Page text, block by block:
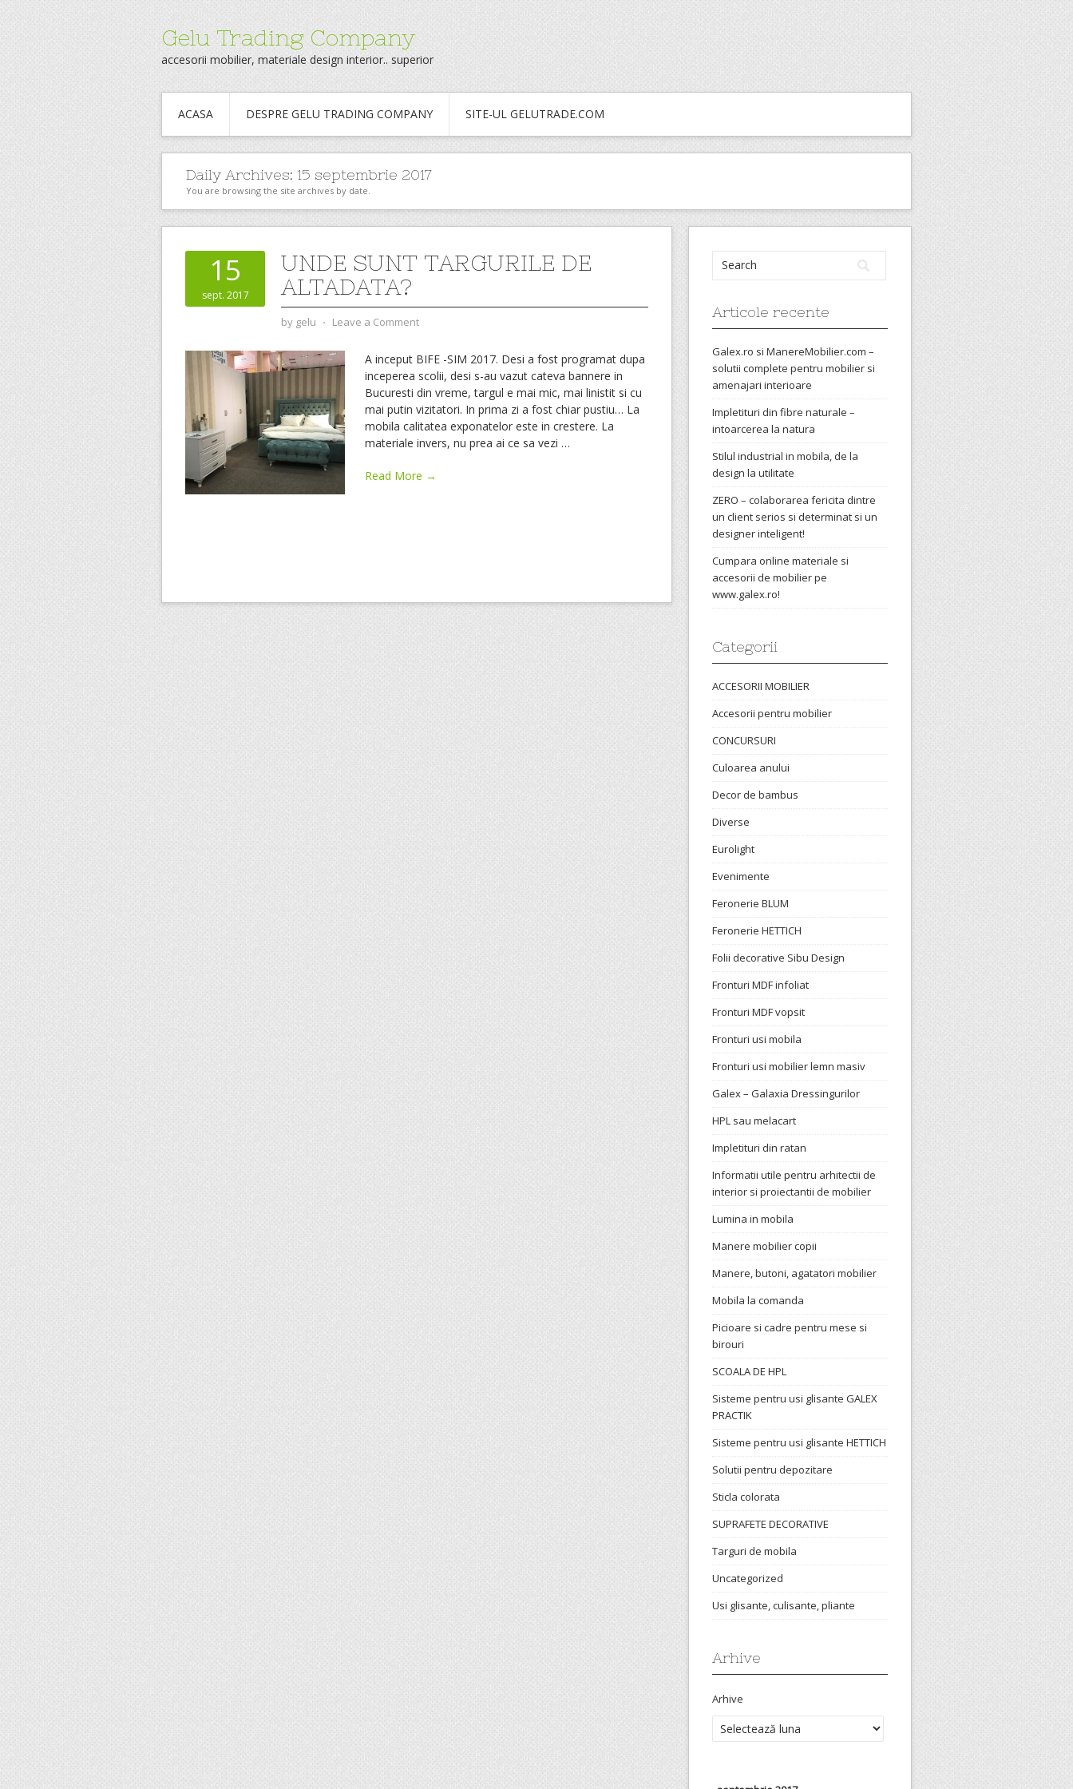
Gelu Trading Company
accesorii mobilier, materiale design interior.. superior
ACASA DESPRE GELU TRADING COMPANY SITE-UL GELUTRADE.COM
Daily Archives: 15 septembrie 2017
You are browsing the site archives by date.
15
sept. 2017
UNDE SUNT TARGURILE DE
ALTADATA?
by gelu ⋅ Leave a Comment
A inceput BIFE -SIM 2017. Desi a fost programat dupa
inceperea scolii, desi s-au vazut cateva bannere in
Bucuresti din vreme, targul e mai mic, mai linistit si cu
mai putin vizitatori. In prima zi a fost chiar pustiu… La
mobila calitatea exponatelor este in crestere. La
materiale invers, nu prea ai ce sa vezi …
Read More →
Articole recente
Galex.ro si ManereMobilier.com –
solutii complete pentru mobilier si
amenajari interioare
Impletituri din fibre naturale –
intoarcerea la natura
Stilul industrial in mobila, de la
design la utilitate
ZERO – colaborarea fericita dintre
un client serios si determinat si un
designer inteligent!
Cumpara online materiale si
accesorii de mobilier pe
www.galex.ro!
Categorii
ACCESORII MOBILIER
Accesorii pentru mobilier
CONCURSURI
Culoarea anului
Decor de bambus
Diverse
Eurolight
Evenimente
Feronerie BLUM
Feronerie HETTICH
Folii decorative Sibu Design
Fronturi MDF infoliat
Fronturi MDF vopsit
Fronturi usi mobila
Fronturi usi mobilier lemn masiv
Galex – Galaxia Dressingurilor
HPL sau melacart
Impletituri din ratan
Informatii utile pentru arhitectii de
interior si proiectantii de mobilier
Lumina in mobila
Manere mobilier copii
Manere, butoni, agatatori mobilier
Mobila la comanda
Picioare si cadre pentru mese si
birouri
SCOALA DE HPL
Sisteme pentru usi glisante GALEX
PRACTIK
Sisteme pentru usi glisante HETTICH
Solutii pentru depozitare
Sticla colorata
SUPRAFETE DECORATIVE
Targuri de mobila
Uncategorized
Usi glisante, culisante, pliante
Arhive
Arhive